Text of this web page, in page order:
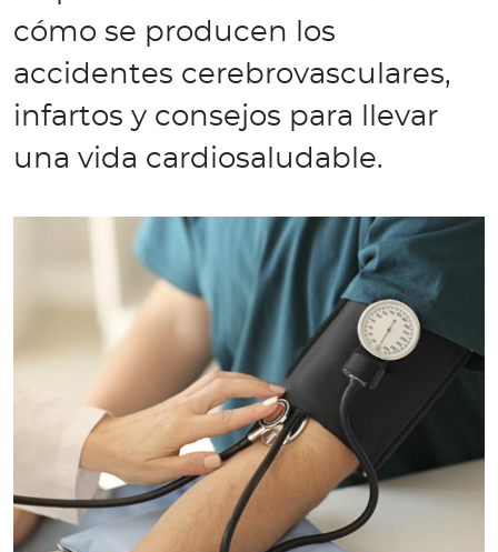
s
P
a
d
cómo se producen los
accidentes cerebrovasculares,
infartos y consejos para llevar
una vida cardiosaludable.